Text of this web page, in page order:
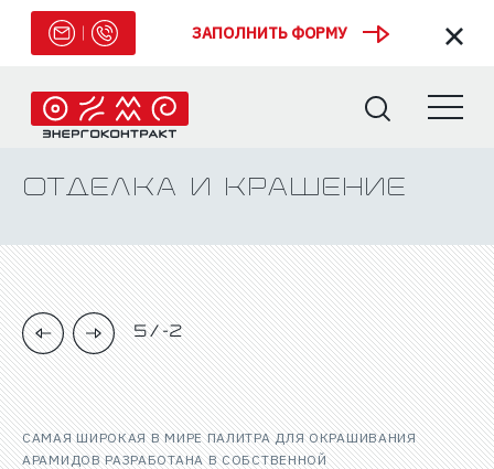
Отделка и крашение
5/-2
САМАЯ ШИРОКАЯ В МИРЕ ПАЛИТРА ДЛЯ ОКРАШИВАНИЯ
АРАМИДОВ РАЗРАБОТАНА В СОБСТВЕННОЙ
ЗАПОЛНИТЬ ФОРМУ